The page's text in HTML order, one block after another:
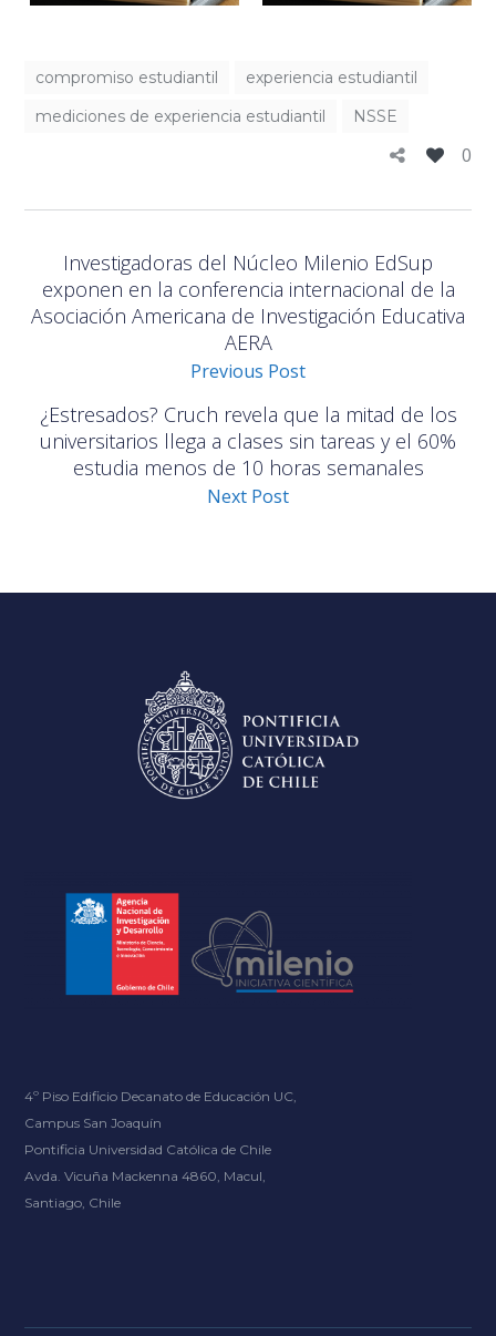
compromiso estudiantil
experiencia estudiantil
mediciones de experiencia estudiantil
NSSE
0
Investigadoras del Núcleo Milenio EdSup
exponen en la conferencia internacional de la
Asociación Americana de Investigación Educativa
AERA
Previous Post
¿Estresados? Cruch revela que la mitad de los
universitarios llega a clases sin tareas y el 60%
estudia menos de 10 horas semanales
Next Post
4º Piso Edificio Decanato de Educación UC,
Campus San Joaquín
Pontificia Universidad Católica de Chile
Avda. Vicuña Mackenna 4860, Macul,
Santiago, Chile